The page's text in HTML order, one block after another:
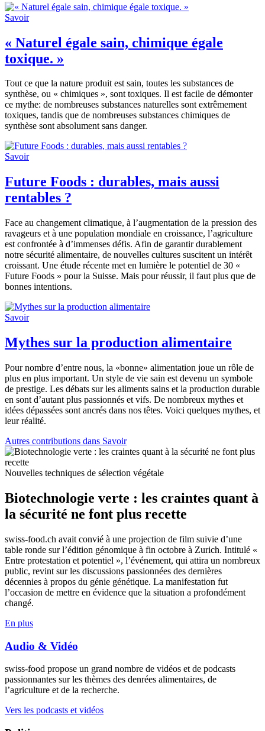
Savoir
« Naturel égale sain, chimique égale
toxique. »
Tout ce que la nature produit est sain, toutes les substances de
synthèse, ou « chimiques », sont toxiques. Il est facile de démonter
ce mythe: de nombreuses substances naturelles sont extrêmement
toxiques, tandis que de nombreuses substances chimiques de
synthèse sont absolument sans danger.
Savoir
Future Foods : durables, mais aussi
rentables ?
Face au changement climatique, à l’augmentation de la pression des
ravageurs et à une population mondiale en croissance, l’agriculture
est confrontée à d’immenses défis. Afin de garantir durablement
notre sécurité alimentaire, de nouvelles cultures suscitent un intérêt
croissant. Une étude récente met en lumière le potentiel de 30 «
Future Foods » pour la Suisse. Mais pour réussir, il faut plus que de
bonnes intentions.
Savoir
Mythes sur la production alimentaire
Pour nombre d’entre nous, la «bonne» alimentation joue un rôle de
plus en plus important. Un style de vie sain est devenu un symbole
de prestige. Les débats sur les aliments sains et la production durable
en sont d’autant plus passionnés et vifs. De nombreux mythes et
idées dépassées sont ancrés dans nos têtes. Voici quelques mythes, et
leur réalité.
Autres contributions dans Savoir
Nouvelles techniques de sélection végétale
Biotechnologie verte : les craintes quant à
la sécurité ne font plus recette
swiss-food.ch avait convié à une projection de film suivie d’une
table ronde sur l’édition génomique à fin octobre à Zurich. Intitulé «
Entre protestation et potentiel », l’événement, qui attira un nombreux
public, revint sur les discussions passionnées des dernières
décennies à propos du génie génétique. La manifestation fut
l’occasion de mettre en évidence que la situation a profondément
changé.
En plus
Audio & Vidéo
swiss-food propose un grand nombre de vidéos et de podcasts
passionnantes sur les thèmes des denrées alimentaires, de
l’agriculture et de la recherche.
Vers les podcasts et vidéos